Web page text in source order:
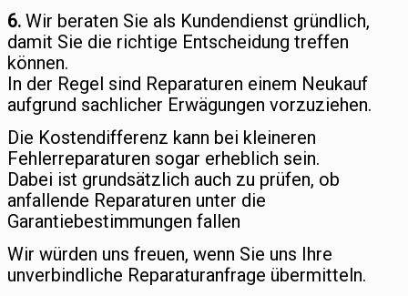
6. Wir beraten Sie als Kundendienst gründlich,
damit Sie die richtige Entscheidung treffen
können.
In der Regel sind Reparaturen einem Neukauf
aufgrund sachlicher Erwägungen vorzuziehen.
Die Kostendifferenz kann bei kleineren
Fehlerreparaturen sogar erheblich sein.
Dabei ist grundsätzlich auch zu prüfen, ob
anfallende Reparaturen unter die
Garantiebestimmungen fallen
Wir würden uns freuen, wenn Sie uns Ihre
unverbindliche Reparaturanfrage übermitteln.